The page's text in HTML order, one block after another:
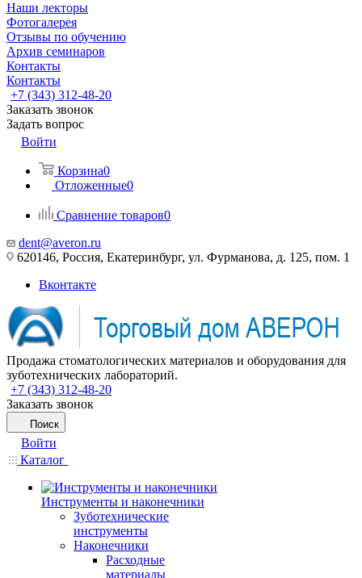
Наши лекторы
Фотогалерея
Отзывы по обучению
Архив семинаров
Контакты
Контакты
+7 (343) 312-48-20
Заказать звонок
Задать вопрос
Войти
Корзина0
Отложенные0
Сравнение товаров0
dent@averon.ru
620146, Россия, Екатеринбург, ул. Фурманова, д. 125, пом. 1
Вконтакте
Продажа стоматологических материалов и оборудования для
зуботехнических лабораторий.
+7 (343) 312-48-20
Заказать звонок
Поиск
Войти
Каталог
Инструменты и наконечники
Зуботехнические
инструменты
Наконечники
Расходные
материалы